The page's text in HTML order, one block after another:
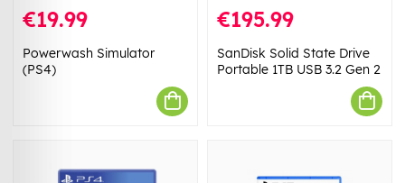
€19.99
Powerwash Simulator
(PS4)
€195.99
SanDisk Solid State Drive
Portable 1TB USB 3.2 Gen 2